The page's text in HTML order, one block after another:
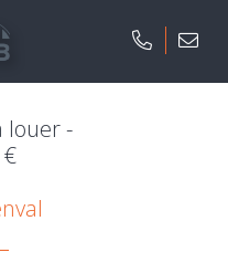
louer -